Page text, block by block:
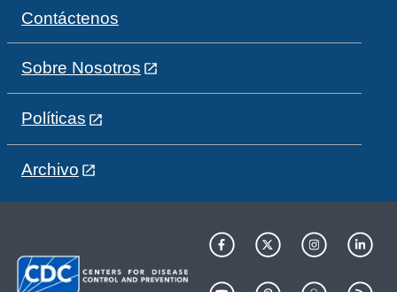
Contáctenos
Sobre Nosotros
Políticas
Archivo